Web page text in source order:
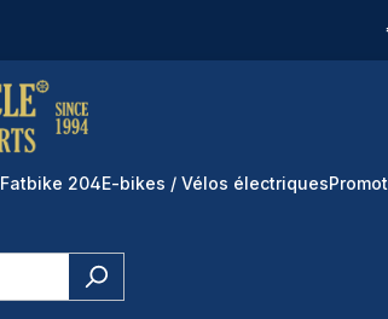
Fatbike 204E-bikes / Vélos électriques